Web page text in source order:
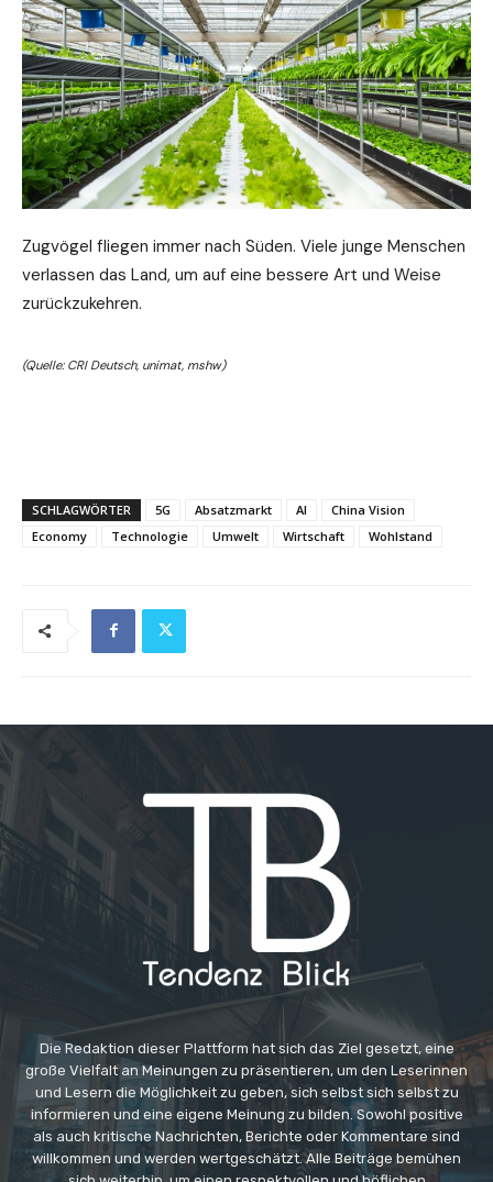
Zugvögel fliegen immer nach Süden. Viele junge Menschen
verlassen das Land, um auf eine bessere Art und Weise
zurückzukehren.
(Quelle: CRI Deutsch, unimat, mshw)
SCHLAGWÖRTER 5G Absatzmarkt AI
China Vision
Economy
Technologie Umwelt Wirtschaft Wohlstand
Die Redaktion dieser Plattform hat sich das Ziel gesetzt, eine
große Vielfalt an Meinungen zu präsentieren, um den Leserinnen
und Lesern die Möglichkeit zu geben, sich selbst sich selbst zu
informieren und eine eigene Meinung zu bilden. Sowohl positive
als auch kritische Nachrichten, Berichte oder Kommentare sind
willkommen und werden wertgeschätzt. Alle Beiträge bemühen